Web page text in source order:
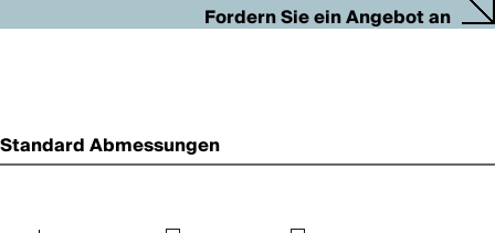
Fordern Sie ein Angebot an
Standard Abmessungen